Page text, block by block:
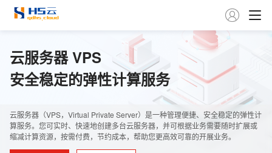

云服务器 VPS
安全稳定的弹性计算服务
云服务器（VPS，Virtual Private Server）是一种管理便捷、安全稳定的弹性计
算服务。您可实时、快速地创建多台云服务器，并可根据业务需要随时扩展或
缩减计算资源，按需付费，节约成本，帮助您更高效可靠的开展业务。